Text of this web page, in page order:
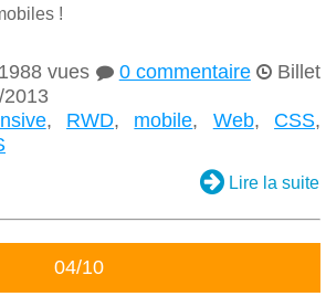
!
vues  0 commentaire Billet
2013
, RWD, mobile, Web, CSS,
 Lire la suite
04/10